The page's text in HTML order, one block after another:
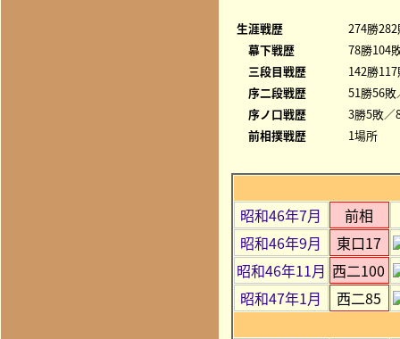
生涯戦歴
274勝
幕下戦歴
78勝104
三段目戦歴
142勝
序二段戦歴
51勝56
序ノ口戦歴
3勝5敗／
前相撲戦歴
1場所
昭和46年7月
前相
昭和46年9月
東口17
昭和46年11月 西二100
昭和47年1月
西二85